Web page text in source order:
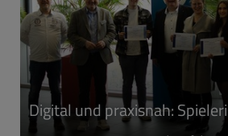
Digital und praxisnah: